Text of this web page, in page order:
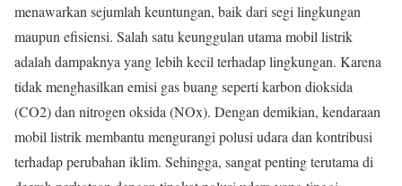
menawarkan sejumlah keuntungan, baik dari segi lingkungan
maupun efisiensi. Salah satu keunggulan utama mobil listrik
adalah dampaknya yang lebih kecil terhadap lingkungan. Karena
tidak menghasilkan emisi gas buang seperti karbon dioksida
(CO2) dan nitrogen oksida (NOx). Dengan demikian, kendaraan
mobil listrik membantu mengurangi polusi udara dan kontribusi
terhadap perubahan iklim. Sehingga, sangat penting terutama di